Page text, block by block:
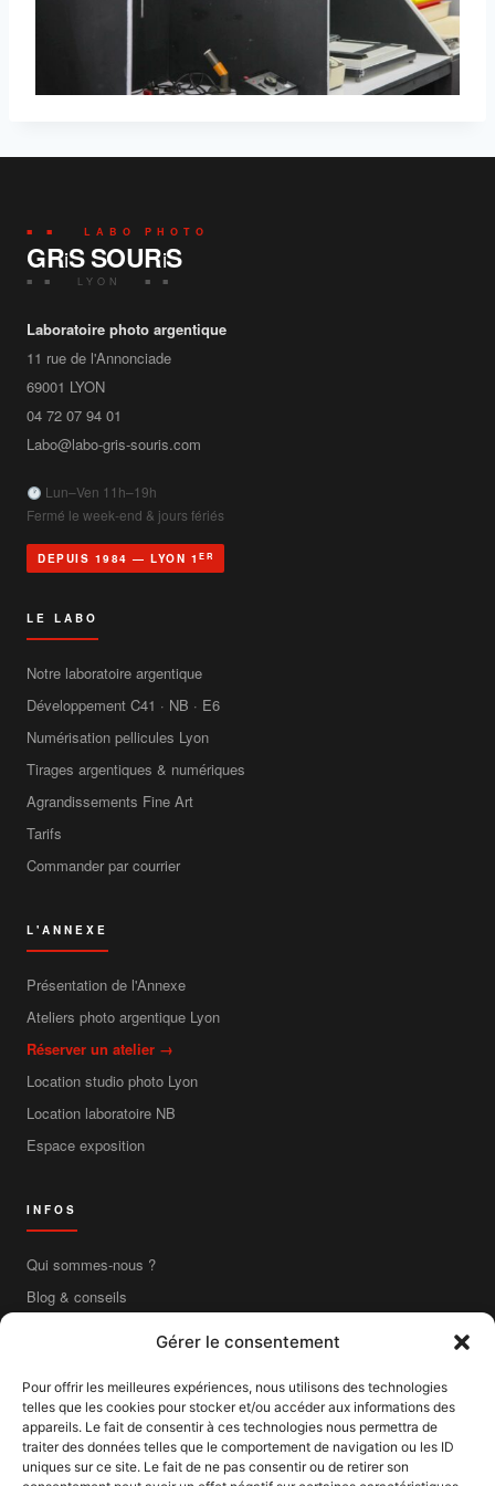
Gérer le consentement
Pour offrir les meilleures expériences, nous utilisons des technologies
telles que les cookies pour stocker et/ou accéder aux informations des
appareils. Le fait de consentir à ces technologies nous permettra de
traiter des données telles que le comportement de navigation ou les ID
uniques sur ce site. Le fait de ne pas consentir ou de retirer son
■ ■ LABO PHOTO
GRiS SOURiS
■ ■ LYON ■ ■
Laboratoire photo argentique
11 rue de l'Annonciade
69001 LYON
04 72 07 94 01
Labo@labo-gris-souris.com
Lun–Ven 11h–19h
Fermé le week-end & jours fériés
DEPUIS 1984 — LYON 1 ER
LE LABO
Notre laboratoire argentique
Développement C41 · NB · E6
Numérisation pellicules Lyon
Tirages argentiques & numériques
Agrandissements Fine Art
Tarifs
Commander par courrier
L'ANNEXE
Présentation de l'Annexe
Ateliers photo argentique Lyon
Réserver un atelier →
Location studio photo Lyon
Location laboratoire NB
Espace exposition
INFOS
Qui sommes-nous ?
Blog & conseils
Livraison France entière
Mentions légales
CGV